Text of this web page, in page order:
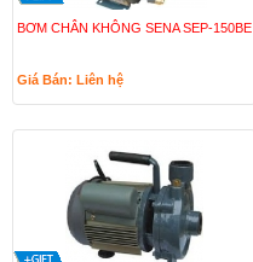
BƠM CHÂN KHÔNG SENA SEP-150BE
Giá Bán: Liên hệ